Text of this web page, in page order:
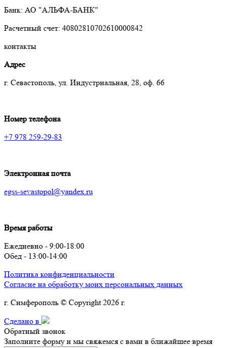
Банк: АО "АЛЬФА-БАНК"
Расчетный счет: 40802810702610000842
контакты
Адрес
г. Севастополь, ул. Индустриальная, 28, оф. 66
Номер телефона
+7 978 259-29-83
Электронная почта
egss-sevastopol@yandex.ru
Время работы
Ежедневно - 9:00-18:00
Обед - 13:00-14:00
Политика конфиденциальности
Согласие на обработку моих персональных данных
г. Симферополь © Copyright 2026 г.
Сделано в
Обратный звонок
Заполните форму и мы свяжемся с вами в ближайшее время